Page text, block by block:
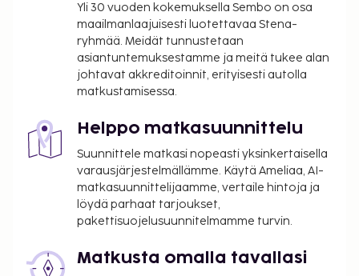
Yli 30 vuoden kokemuksella Sembo on osa
maailmanlaajuisesti luotettavaa Stena-
ryhmää. Meidät tunnustetaan
asiantuntemuksestamme ja meitä tukee alan
johtavat akkreditoinnit, erityisesti autolla
matkustamisessa.
Helppo matkasuunnittelu
Suunnittele matkasi nopeasti yksinkertaisella
varausjärjestelmällämme. Käytä Ameliaa, AI-
matkasuunnittelijaamme, vertaile hintoja ja
löydä parhaat tarjoukset,
pakettisuojelusuunnitelmamme turvin.
Matkusta omalla tavallasi